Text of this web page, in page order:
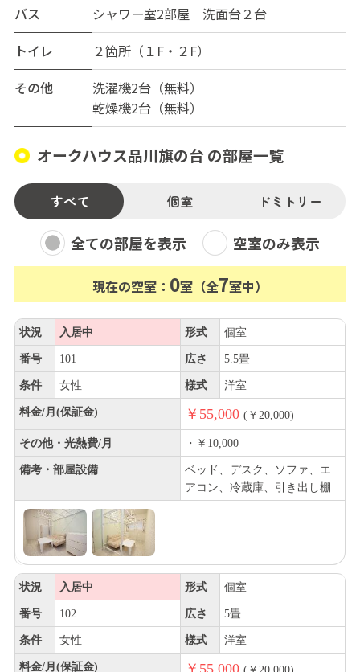
バス
シャワー室2部屋 洗面台２台
トイレ
２箇所（１F・２F）
その他
洗濯機2台（無料）
乾燥機2台（無料）
オークハウス品川旗の台 の部屋一覧
すべて 個室 ドミトリー
全ての部屋を表示 空室のみ表示
現在の空室： 0室（全7室中）
状況 入居中 形式 個室
番号 101 広さ 5.5畳
条件 女性 様式 洋室
料金/月(保証金) ￥55,000 (￥20,000)
その他・光熱費/月 ・￥10,000
備考・部屋設備
ベッド、デスク、ソファ、エ
アコン、冷蔵庫、引き出し棚
状況 入居中 形式 個室
番号 102 広さ 5畳
条件 女性 様式 洋室
料金/月(保証金)